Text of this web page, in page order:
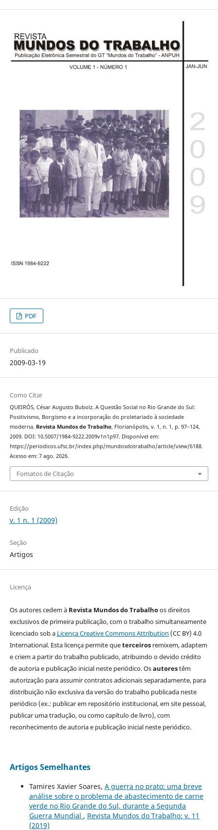
PDF
Publicado
2009-03-19
Como Citar
QUEIRÓS, César Augusto Bubolz. A Questão Social no Rio Grande do Sul:
Positivismo, Borgismo e a incorporação do proletariado à sociedade
moderna. Revista Mundos do Trabalho, Florianópolis, v. 1, n. 1, p. 97–124,
2009. DOI: 10.5007/1984-9222.2009v1n1p97. Disponível em:
https://periodicos.ufsc.br/index.php/mundosdotrabalho/article/view/6188.
Acesso em: 7 ago. 2026.
Fomatos de Citação
Edição
v. 1 n. 1 (2009)
Seção
Artigos
Licença
Os autores cedem à Revista Mundos do Trabalhoos direitos
exclusivos de primeira publicação, com o trabalho simultaneamente
licenciado sob a Licença Creative Commons Attribution (CC BY) 4.0
International. Esta licença permite queterceirosremixem, adaptem
e criem a partir do trabalho publicado, atribuindo o devido crédito
de autoria e publicação inicial neste periódico. Osautorestêm
autorização para assumir contratos adicionais separadamente, para
distribuição não exclusiva da versão do trabalho publicada neste
periódico (ex.: publicar em repositório institucional, em site pessoal,
publicar uma tradução, ou como capítulo de livro), com
reconhecimento de autoria e publicação inicial neste periódico.
Artigos Semelhantes
Tamires Xavier Soares, A guerra no prato: uma breve
análise sobre o problema de abastecimento de carne
verde no Rio Grande do Sul, durante a Segunda
Guerra Mundial , Revista Mundos do Trabalho: v. 11
(2019)